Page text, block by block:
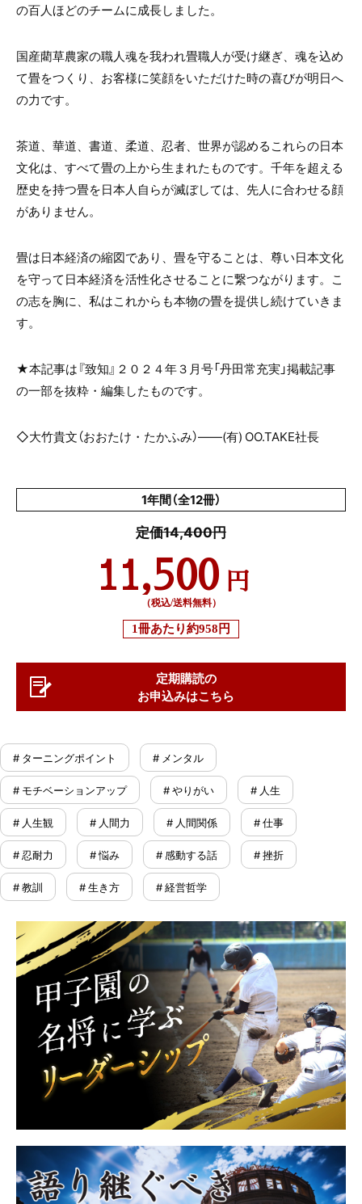
の百人ほどのチームに成長しました。
国産藺草農家の職人魂を我われ畳職人が受け継ぎ、魂を込め
て畳をつくり、お客様に笑顔をいただけた時の喜びが明日へ
の力です。
茶道、華道、書道、柔道、忍者、世界が認めるこれらの日本
文化は、すべて畳の上から生まれたものです。千年を超える
歴史を持つ畳を日本人自らが滅ぼしては、先人に合わせる顔
がありません。
畳は日本経済の縮図であり、畳を守ることは、尊い日本文化
を守って日本経済を活性化させることに繋つながります。こ
の志を胸に、私はこれからも本物の畳を提供し続けていきま
す。
★本記事は『致知』２０２４年３月号「丹田常充実」掲載記事
の一部を抜粋・編集したものです。
◇大竹貴文（おおたけ・たかふみ）――(有) OO.TAKE社長
1年間（全12冊）
定価14,400円
11,500 円
（税込/送料無料）
1冊あたり約958円
定期購読の
お申込みはこちら
# ターニングポイント # メンタル
# モチベーションアップ # やりがい # 人生
# 人生観 # 人間力 # 人間関係 # 仕事
# 忍耐力 # 悩み # 感動する話 # 挫折
# 教訓 # 生き方 # 経営哲学